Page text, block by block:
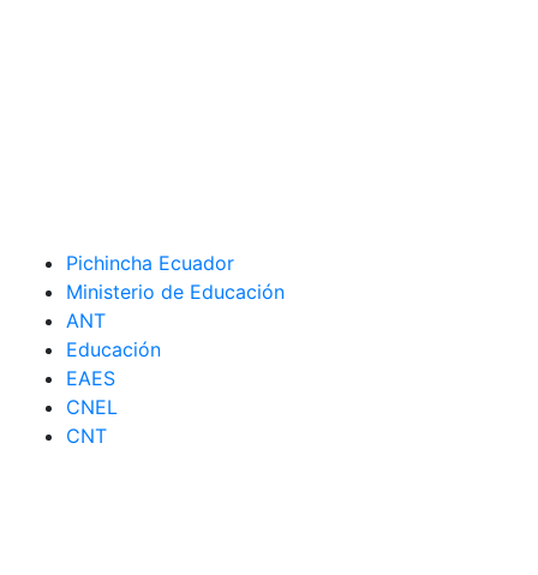
Pichincha Ecuador
Ministerio de Educación
ANT
Educación
EAES
CNEL
CNT